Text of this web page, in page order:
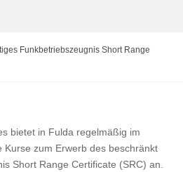
Funkbetriebszeugnis Short Range
bietet in Fulda regelmäßig im
Kurse zum Erwerb des beschränkt
Short Range Certificate (SRC) an.